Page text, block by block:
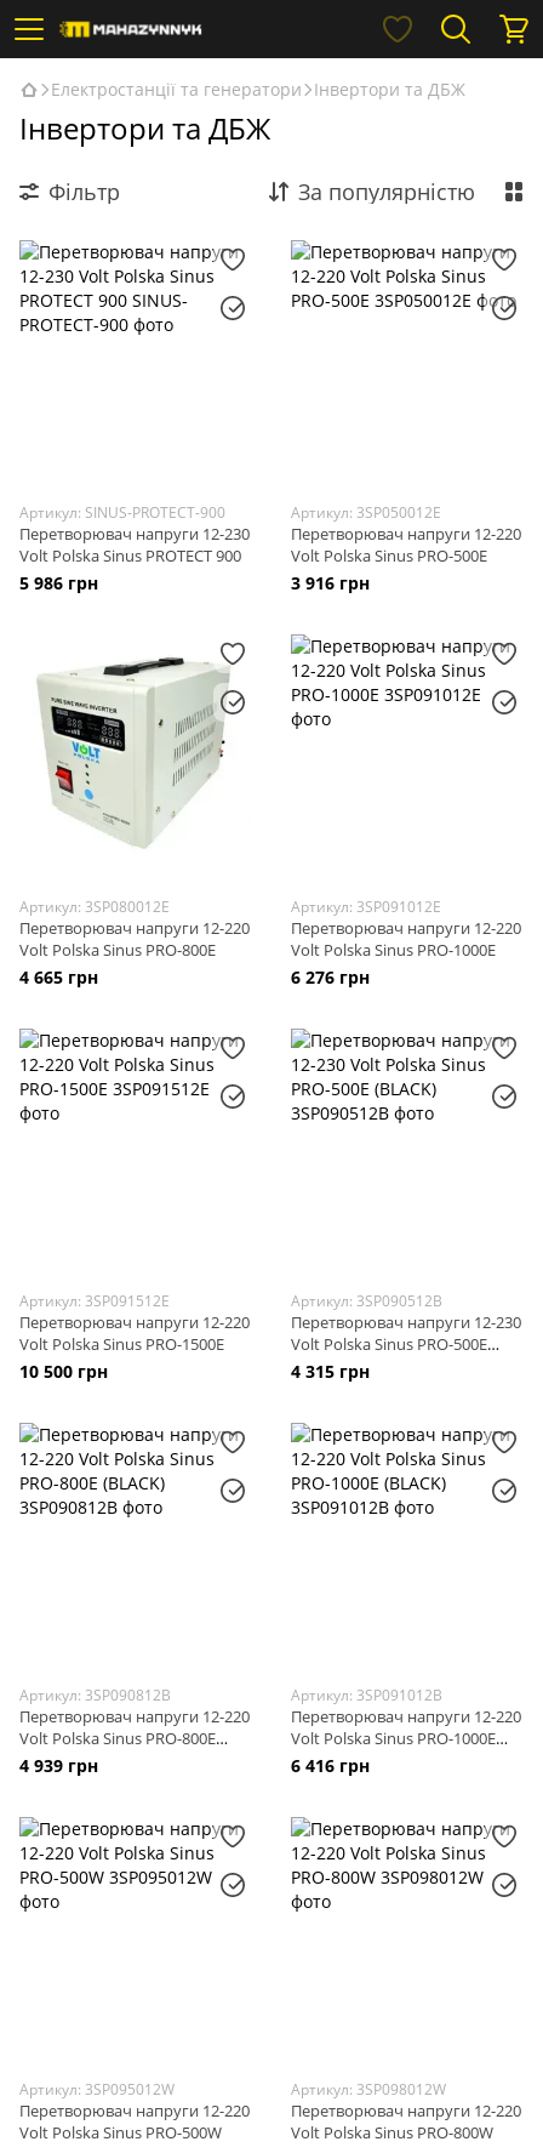
Електростанції та генератори Інвертори та ДБЖ
Інвертори та ДБЖ
Фільтр За популярністю
Артикул: SINUS-PROTECT-900
Перетворювач напруги 12-230
Volt Polska Sinus PROTECT 900
5 986 грн
Артикул: 3SP050012E
Перетворювач напруги 12-220
Volt Polska Sinus PRO-500E
3 916 грн
Артикул: 3SP080012E
Перетворювач напруги 12-220
Volt Polska Sinus PRO-800E
4 665 грн
Артикул: 3SP091012E
Перетворювач напруги 12-220
Volt Polska Sinus PRO-1000E
6 276 грн
Артикул: 3SP091512E
Перетворювач напруги 12-220
Volt Polska Sinus PRO-1500E
10 500 грн
Артикул: 3SP090512B
Перетворювач напруги 12-230
Volt Polska Sinus PRO-500E
(BLACK)
4 315 грн
Артикул: 3SP090812B
Перетворювач напруги 12-220
Volt Polska Sinus PRO-800E
(BLACK)
4 939 грн
Артикул: 3SP091012B
Перетворювач напруги 12-220
Volt Polska Sinus PRO-1000E
(BLACK)
6 416 грн
Артикул: 3SP095012W
Перетворювач напруги 12-220
Volt Polska Sinus PRO-500W
Артикул: 3SP098012W
Перетворювач напруги 12-220
Volt Polska Sinus PRO-800W